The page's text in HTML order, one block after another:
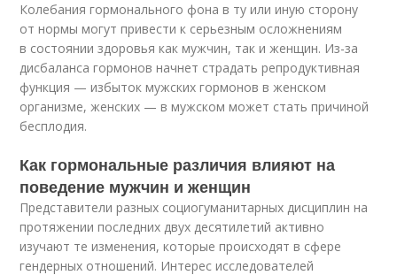
Колебания гормонального фона в ту или иную сторону
от нормы могут привести к серьезным осложнениям
в состоянии здоровья как мужчин, так и женщин. Из-за
дисбаланса гормонов начнет страдать репродуктивная
функция — избыток мужских гормонов в женском
организме, женских — в мужском может стать причиной
бесплодия.
Как гормональные различия влияют на
поведение мужчин и женщин
Представители разных социогуманитарных дисциплин на
протяжении последних двух десятилетий активно
изучают те изменения, которые происходят в сфере
гендерных отношений. Интерес исследователей